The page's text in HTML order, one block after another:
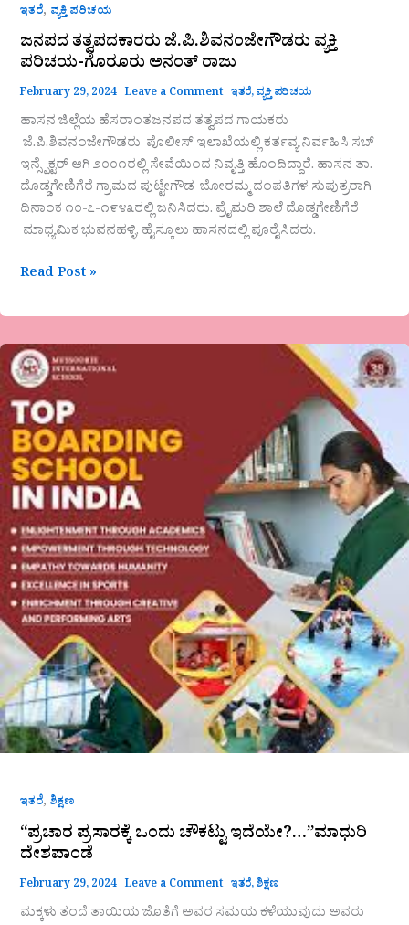
ಇತರೆ, ವ್ಯಕ್ತಿ ಪರಿಚಯ
ಜನಪದ ತತ್ವಪದಕಾರರು ಜೆ.ಪಿ.ಶಿವನಂಜೇಗೌಡರು ವ್ಯಕ್ತಿ
ಪರಿಚಯ-ಗೊರೂರು ಅನಂತ್ ರಾಜು
February 29, 2024 Leave a Comment ಇತರೆ,ವ್ಯಕ್ತಿ ಪರಿಚಯ
ಹಾಸನ ಜಿಲ್ಲೆಯ ಹೆಸರಾಂತಜನಪದ ತತ್ವಪದ ಗಾಯಕರು
ಜೆ.ಪಿ.ಶಿವನಂಜೇಗೌಡರು ಪೊಲೀಸ್ ಇಲಾಖೆಯಲ್ಲಿ ಕರ್ತವ್ಯ ನಿರ್ವಹಿಸಿ ಸಬ್
ಇನ್ಸ್ಪೆಕ್ಟರ್ ಆಗಿ ೨೦೦೧ರಲ್ಲಿ ಸೇವೆಯಿಂದ ನಿವೃತ್ತಿ ಹೊಂದಿದ್ದಾರೆ. ಹಾಸನ ತಾ.
ದೊಡ್ಡಗೇಣಿಗೆರೆ ಗ್ರಾಮದ ಪುಟ್ಟೇಗೌಡ ಬೋರಮ್ಮ ದಂಪತಿಗಳ ಸುಪುತ್ರರಾಗಿ
ದಿನಾಂಕ ೧೦-೭-೧೯೪೩ರಲ್ಲಿ ಜನಿಸಿದರು. ಪ್ರೈಮರಿ ಶಾಲೆ ದೊಡ್ಡಗೇಣಿಗೆರೆ
ಮಾಧ್ಯಮಿಕ ಭುವನಹಳ್ಳಿ, ಹೈಸ್ಕೂಲು ಹಾಸನದಲ್ಲಿ ಪೂರೈಸಿದರು.
Read Post »
ಇತರೆ, ಶಿಕ್ಷಣ
“ಪ್ರಚಾರ ಪ್ರಸಾರಕ್ಕೆ ಒಂದು ಚೌಕಟ್ಟು ಇದೆಯೇ?…”ಮಾಧುರಿ
ದೇಶಪಾಂಡೆ
February 29, 2024 Leave a Comment ಇತರೆ,ಶಿಕ್ಷಣ
ಮಕ್ಕಳು ತಂದೆ ತಾಯಿಯ ಜೊತೆಗೆ ಅವರ ಸಮಯ ಕಳೆಯುವುದು ಅವರು
“ಪ್ರಚಾರ
ಪ್ರಸಾರಕ್ಕೆ
ಒಂದು
ಚೌಕಟ್ಟು
ಇದೆಯೇ?…”ಮಾಧುರಿ
ದೇಶಪಾಂಡೆ